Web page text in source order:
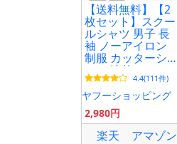
【送料無料】【2
枚セット】スクー
ルシャツ 男子 長
袖 ノーアイロン
制服 カッターシ
ャツ 速乾 シャツ
メンズ ワイシャ
ツ ブラウス 小学
生 高校生 中学生
子供 男の子 制服
4.4(111件)
ヤフーショッピング
2,980円
楽天 アマゾン